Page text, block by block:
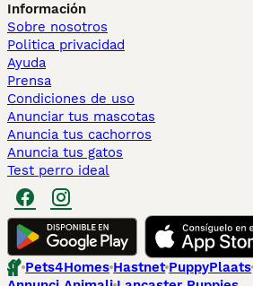
Información
Sobre nosotros
Politica privacidad
Ayuda
Prensa
Condiciones de uso
Anunciar tus mascotas
Anuncia tus cachorros
Anuncia tus gatos
Test perro ideal
Pets4Homes Hastnet PuppyPlaats